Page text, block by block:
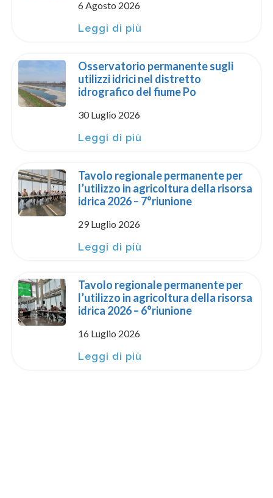
6 Agosto 2026
Leggi di più
Osservatorio permanente sugli
utilizzi idrici nel distretto
idrografico del fiume Po
30 Luglio 2026
Leggi di più
Tavolo regionale permanente per
l’utilizzo in agricoltura della risorsa
idrica 2026 – 7°riunione
29 Luglio 2026
Leggi di più
Tavolo regionale permanente per
l’utilizzo in agricoltura della risorsa
idrica 2026 – 6°riunione
16 Luglio 2026
Leggi di più